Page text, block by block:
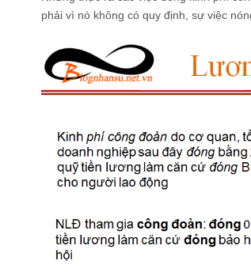
phải vì nó không có quy định, sự việc